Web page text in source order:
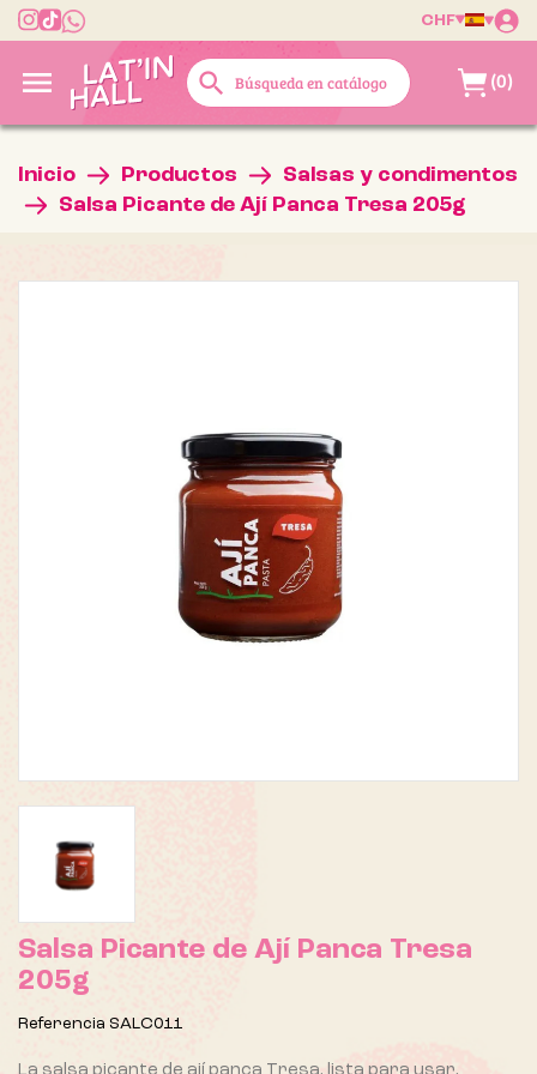
CHF
 search (0)
Inicio Productos
Salsas y condimentos
Salsa Picante de Ají Panca Tresa 205g
Salsa Picante de Ají Panca Tresa
205g
Referencia SALC011